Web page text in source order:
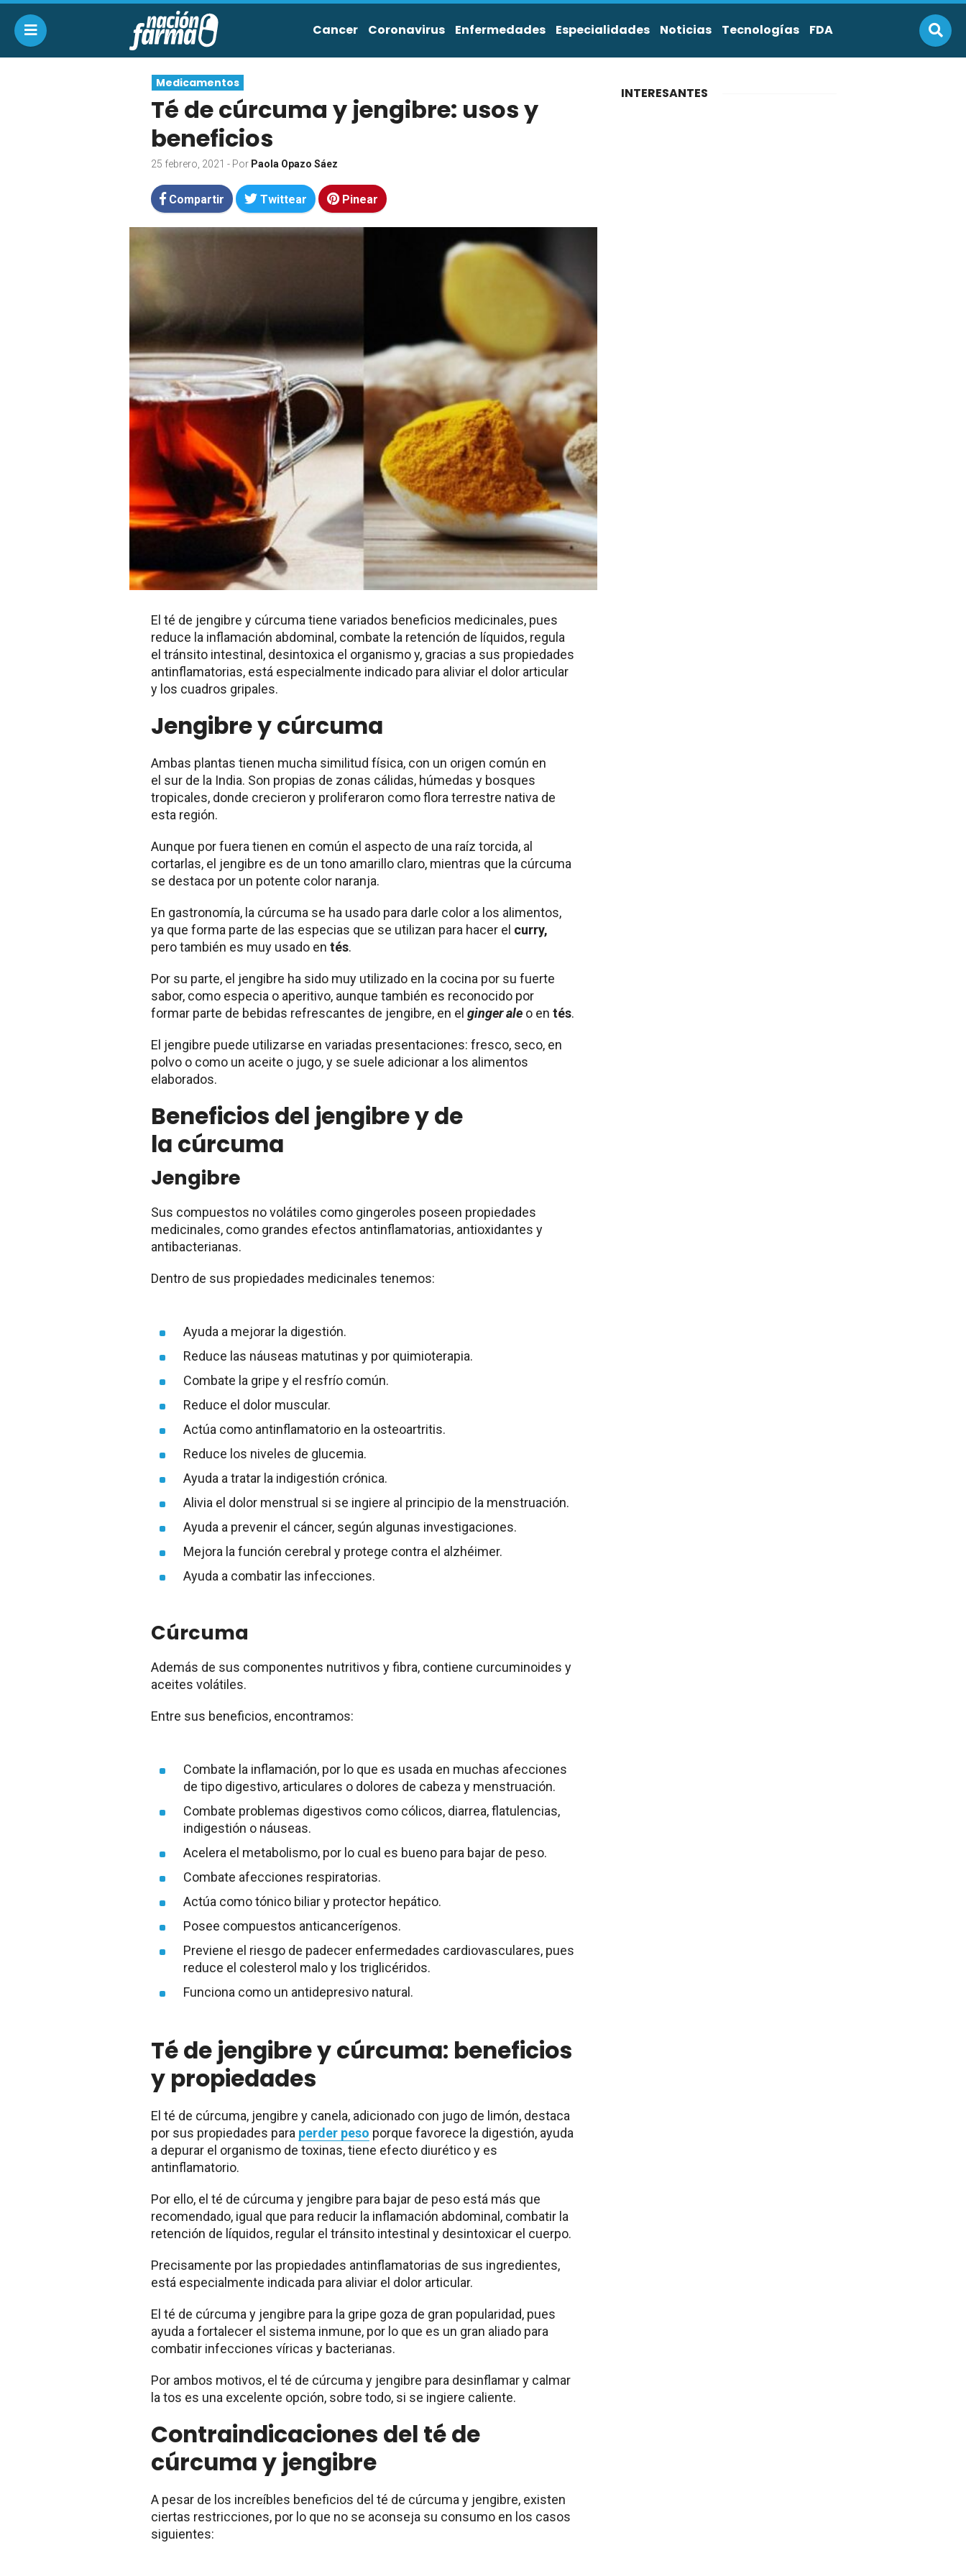
Cancer Coronavirus Enfermedades Especialidades Noticias Tecnologías FDA
Medicamentos
Té de cúrcuma y jengibre: usos y
beneficios
25 febrero, 2021 - Por Paola Opazo Sáez
Compartir Twittear Pinear
El té de jengibre y cúrcuma tiene variados beneficios medicinales, pues
reduce la inflamación abdominal, combate la retención de líquidos, regula
el tránsito intestinal, desintoxica el organismo y, gracias a sus propiedades
antinflamatorias, está especialmente indicado para aliviar el dolor articular
y los cuadros gripales.
Jengibre y cúrcuma
Ambas plantas tienen mucha similitud física, con un origen común en
el sur de la India. Son propias de zonas cálidas, húmedas y bosques
tropicales, donde crecieron y proliferaron como flora terrestre nativa de
esta región.
Aunque por fuera tienen en común el aspecto de una raíz torcida, al
cortarlas, el jengibre es de un tono amarillo claro, mientras que la cúrcuma
se destaca por un potente color naranja.
En gastronomía, la cúrcuma se ha usado para darle color a los alimentos,
ya que forma parte de las especias que se utilizan para hacer el curry,
pero también es muy usado en tés.
Por su parte, el jengibre ha sido muy utilizado en la cocina por su fuerte
sabor, como especia o aperitivo, aunque también es reconocido por
formar parte de bebidas refrescantes de jengibre, en el ginger ale o en tés.
El jengibre puede utilizarse en variadas presentaciones: fresco, seco, en
polvo o como un aceite o jugo, y se suele adicionar a los alimentos
elaborados.
Beneficios del jengibre y de
la cúrcuma
Jengibre
Sus compuestos no volátiles como gingeroles poseen propiedades
medicinales, como grandes efectos antinflamatorias, antioxidantes y
antibacterianas.
Dentro de sus propiedades medicinales tenemos:
Ayuda a mejorar la digestión.
Reduce las náuseas matutinas y por quimioterapia.
Combate la gripe y el resfrío común.
Reduce el dolor muscular.
Actúa como antinflamatorio en la osteoartritis.
Reduce los niveles de glucemia.
Ayuda a tratar la indigestión crónica.
Alivia el dolor menstrual si se ingiere al principio de la menstruación.
Ayuda a prevenir el cáncer, según algunas investigaciones.
Mejora la función cerebral y protege contra el alzhéimer.
Ayuda a combatir las infecciones.
Cúrcuma
Además de sus componentes nutritivos y fibra, contiene curcuminoides y
aceites volátiles.
Entre sus beneficios, encontramos:
Combate la inflamación, por lo que es usada en muchas afecciones
de tipo digestivo, articulares o dolores de cabeza y menstruación.
Combate problemas digestivos como cólicos, diarrea, flatulencias,
indigestión o náuseas.
Acelera el metabolismo, por lo cual es bueno para bajar de peso.
Combate afecciones respiratorias.
Actúa como tónico biliar y protector hepático.
Posee compuestos anticancerígenos.
Previene el riesgo de padecer enfermedades cardiovasculares, pues
reduce el colesterol malo y los triglicéridos.
Funciona como un antidepresivo natural.
Té de jengibre y cúrcuma: beneficios
y propiedades
El té de cúrcuma, jengibre y canela, adicionado con jugo de limón, destaca
por sus propiedades para perder peso porque favorece la digestión, ayuda
a depurar el organismo de toxinas, tiene efecto diurético y es
antinflamatorio.
Por ello, el té de cúrcuma y jengibre para bajar de peso está más que
recomendado, igual que para reducir la inflamación abdominal, combatir la
retención de líquidos, regular el tránsito intestinal y desintoxicar el cuerpo.
Precisamente por las propiedades antinflamatorias de sus ingredientes,
está especialmente indicada para aliviar el dolor articular.
El té de cúrcuma y jengibre para la gripe goza de gran popularidad, pues
ayuda a fortalecer el sistema inmune, por lo que es un gran aliado para
combatir infecciones víricas y bacterianas.
Por ambos motivos, el té de cúrcuma y jengibre para desinflamar y calmar
la tos es una excelente opción, sobre todo, si se ingiere caliente.
Contraindicaciones del té de
cúrcuma y jengibre
A pesar de los increíbles beneficios del té de cúrcuma y jengibre, existen
ciertas restricciones, por lo que no se aconseja su consumo en los casos
siguientes:
INTERESANTES